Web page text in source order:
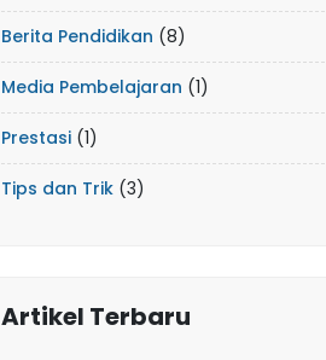
Berita Pendidikan (8)
Media Pembelajaran (1)
Prestasi (1)
Tips dan Trik (3)
Artikel Terbaru